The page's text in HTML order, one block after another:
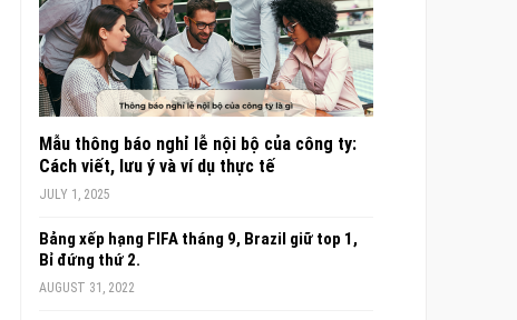
Mẫu thông báo nghỉ lễ nội bộ của công ty:
Cách viết, lưu ý và ví dụ thực tế
JULY 1, 2025
Bảng xếp hạng FIFA tháng 9, Brazil giữ top 1,
Bỉ đứng thứ 2.
AUGUST 31, 2022